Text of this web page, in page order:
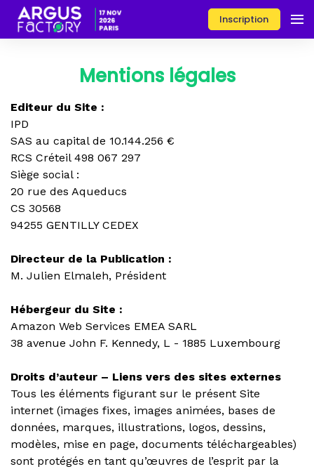
Inscription
Mentions légales
Editeur du Site :
IPD
SAS au capital de 10.144.256 €
RCS Créteil 498 067 297
Siège social :
20 rue des Aqueducs
CS 30568
94255 GENTILLY CEDEX
Directeur de la Publication :
M. Julien Elmaleh, Président
Hébergeur du Site :
Amazon Web Services EMEA SARL
38 avenue John F. Kennedy, L - 1885 Luxembourg
Droits d’auteur – Liens vers des sites externes
Tous les éléments figurant sur le présent Site
internet (images fixes, images animées, bases de
données, marques, illustrations, logos, dessins,
modèles, mise en page, documents téléchargeables)
sont protégés en tant qu’œuvres de l’esprit par la